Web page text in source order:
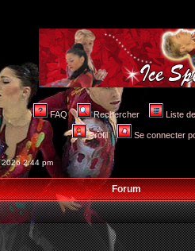
FAQ Rechercher Liste
Profil Se connecter
2:44 pm
Forum